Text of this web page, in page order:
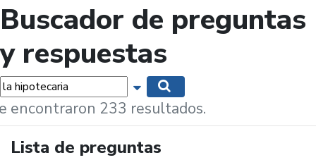
Buscador de preguntas
y respuestas
Mostrar opciones de búsqueda
encontraron 233 resultados.
Lista de preguntas